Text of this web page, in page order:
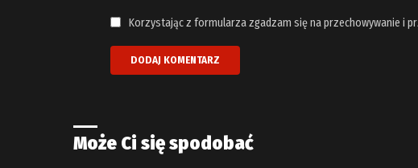
Korzystając z formularza zgadzam się na przechowywanie i
Może Ci się spodobać